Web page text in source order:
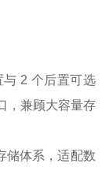
2 个后置可选
，兼顾大容量存
储体系，适配数